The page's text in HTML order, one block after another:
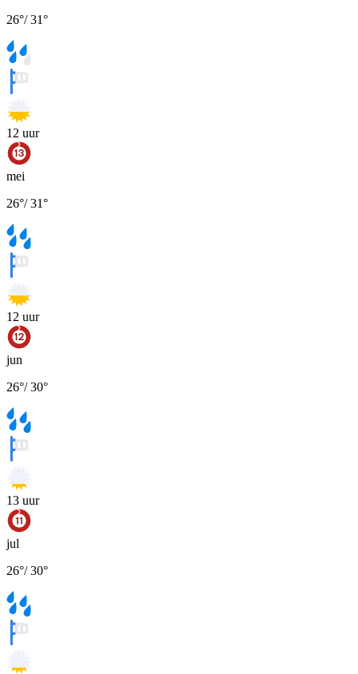
26°/31°
12 uur
mei
26°/31°
12 uur
jun
26°/30°
13 uur
jul
26°/30°